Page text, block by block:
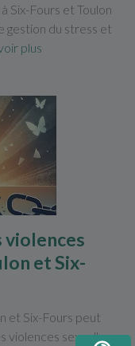
Six-Fours et Toulon
gestion du stress et
plus
violences
et Six-
et Six-Fours peut
violences sexuelles.